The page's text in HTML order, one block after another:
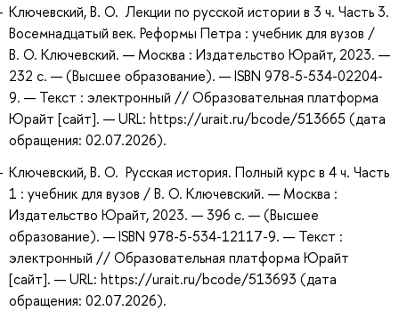
Ключевский, В. О. Лекции по русской истории в 3 ч. Часть 3.
Восемнадцатый век. Реформы Петра : учебник для вузов /
В. О. Ключевский. — Москва : Издательство Юрайт, 2023. —
232 с. — (Высшее образование). — ISBN 978-5-534-02204-
9. — Текст : электронный // Образовательная платформа
Юрайт [сайт]. — URL: https://urait.ru/bcode/513665 (дата
обращения: 02.07.2026).
Ключевский, В. О. Русская история. Полный курс в 4 ч. Часть
1 : учебник для вузов / В. О. Ключевский. — Москва :
Издательство Юрайт, 2023. — 396 с. — (Высшее
образование). — ISBN 978-5-534-12117-9. — Текст :
электронный // Образовательная платформа Юрайт
[сайт]. — URL: https://urait.ru/bcode/513693 (дата
обращения: 02.07.2026).